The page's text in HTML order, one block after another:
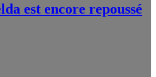
est encore repoussé